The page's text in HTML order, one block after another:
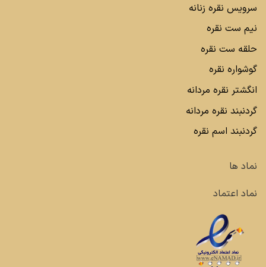
سرویس نقره زنانه
نیم ست نقره
حلقه ست نقره
گوشواره نقره
انگشتر نقره مردانه
گردنبند نقره مردانه
گردنبند اسم نقره
نماد ها
نماد اعتماد